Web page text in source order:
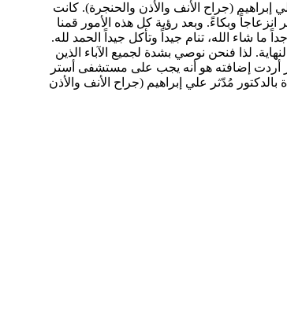
البالغة من العمر 5 سنوات والتي أجراها الدكتور مُدّثر علي إبراهيم (جراح الأنف والأذن والحنجرة). كانت
وبكاءً. وبعد رؤية كل هذه الأمور قمنا
ما شاء الله، تنام جيداً وتأكل جيداً الحمد لله.
لذا فنحن نوصي بشدة لجميع الآباء الذين
أردت إضافته هو أنه يجب على مستشفى أستر
مُدّثر علي إبراهيم (جراح الأنف والأذن